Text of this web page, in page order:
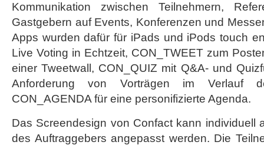
präsentiert
Confact
Kommunikation zwischen Teilnehmern,
Gastgebern auf Events, Konferenzen und
Apps wurden dafür für iPads und iPods touch
Live Voting in Echtzeit, CON_TWEET zum
einer Tweetwall, CON_QUIZ mit Q&A- und
Anforderung von Vorträgen im Verlauf
CON_AGENDA für eine personifizierte Agenda.
Das Screendesign von Confact kann individuell
des Auftraggebers angepasst werden. Die